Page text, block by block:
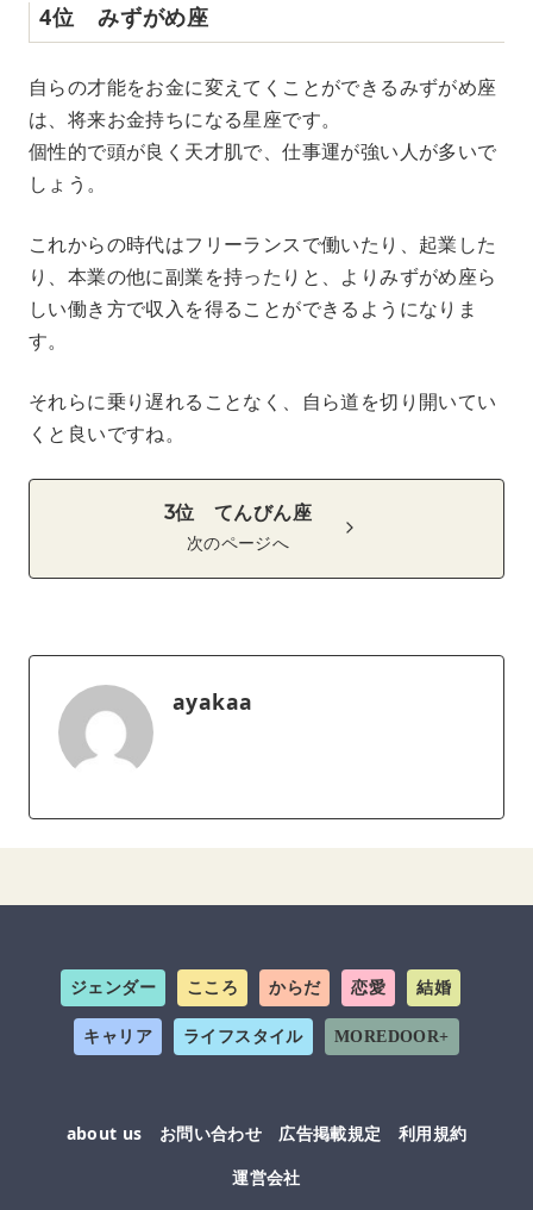
4位 みずがめ座
自らの才能をお金に変えてくことができるみずがめ座
は、将来お金持ちになる星座です。
個性的で頭が良く天才肌で、仕事運が強い人が多いで
しょう。
これからの時代はフリーランスで働いたり、起業した
り、本業の他に副業を持ったりと、よりみずがめ座ら
しい働き方で収入を得ることができるようになりま
す。
それらに乗り遅れることなく、自ら道を切り開いてい
くと良いですね。
3位 てんびん座
次のページへ
ayakaa
ジェンダー こころ からだ 恋愛 結婚
キャリア ライフスタイル MOREDOOR+
about us お問い合わせ 広告掲載規定
利用規約
運営会社